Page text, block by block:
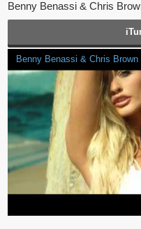
Benny Benassi & Chris
Benny Benassi & Chris